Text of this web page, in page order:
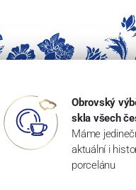
Obrovský
skla všech
Máme
aktuální i
porcelánu